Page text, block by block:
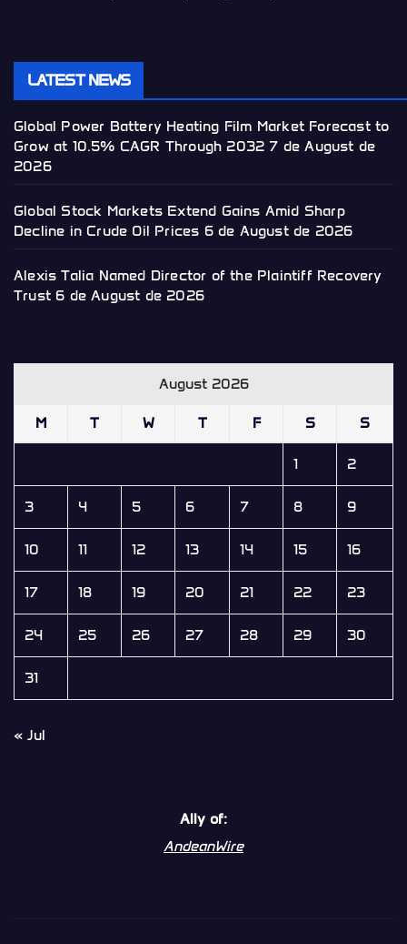
LATEST NEWS
Global Power Battery Heating Film Market Forecast to
Grow at 10.5% CAGR Through 2032 7 de August de
2026
Global Stock Markets Extend Gains Amid Sharp
Decline in Crude Oil Prices 6 de August de 2026
Alexis Talia Named Director of the Plaintiff Recovery
Trust 6 de August de 2026
August 2026
M T W T F S S
1 2
3 4 5 6 7 8 9
10 11 12 13 14 15 16
17 18 19 20 21 22 23
24 25 26 27 28 29 30
31
« Jul
Ally of:
AndeanWire